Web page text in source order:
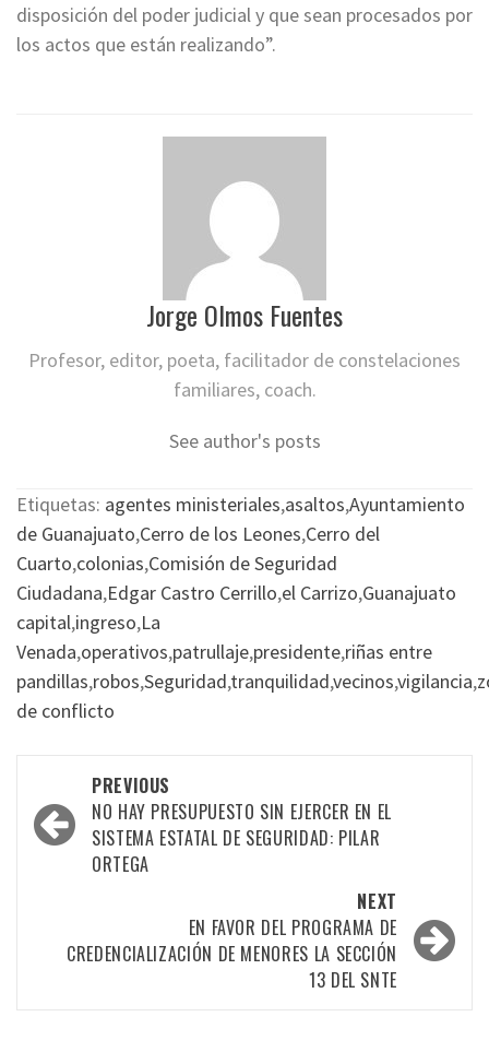
disposición del poder judicial y que sean procesados por
los actos que están realizando”.
Jorge Olmos Fuentes
Profesor, editor, poeta, facilitador de constelaciones
familiares, coach.
See author's posts
Etiquetas: agentes ministeriales,asaltos,Ayuntamiento
de Guanajuato,Cerro de los Leones,Cerro del
Cuarto,colonias,Comisión de Seguridad
Ciudadana,Edgar Castro Cerrillo,el Carrizo,Guanajuato
capital,ingreso,La
Venada,operativos,patrullaje,presidente,riñas entre
pandillas,robos,Seguridad,tranquilidad,vecinos,vigilancia,
de conflicto
navigation
PREVIOUS
NO HAY PRESUPUESTO SIN EJERCER EN EL
SISTEMA ESTATAL DE SEGURIDAD: PILAR
ORTEGA
NEXT
EN FAVOR DEL PROGRAMA DE
CREDENCIALIZACIÓN DE MENORES LA SECCIÓN
13 DEL SNTE